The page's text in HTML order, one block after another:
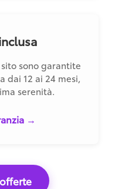
sono garantite
dai 12 ai 24 mesi,
serenità.
→